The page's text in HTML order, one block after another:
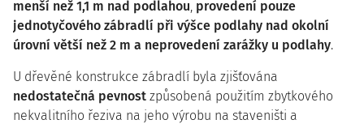
menší než 1,1 m nad podlahou, provedení pouze
jednotyčového zábradlí při výšce podlahy nad okolní
úrovní větší než 2 m a neprovedení zarážky u podlahy.
U dřevěné konstrukce zábradlí byla zjišťována
nedostatečná pevnost způsobená použitím zbytkového
nekvalitního řeziva na jeho výrobu na staveništi a